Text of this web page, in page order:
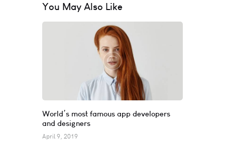
You May Also Like
World’s most famous app developers
and designers
April 9, 2019